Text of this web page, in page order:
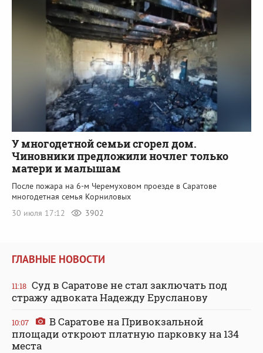
У многодетной семьи сгорел дом.
Чиновники предложили ночлег только
матери и малышам
После пожара на 6-м Черемуховом проезде в Саратове
многодетная семья Корниловых
30 июля 17:12
3902
ГЛАВНЫЕ НОВОСТИ
11:18 Суд в Саратове не стал заключать под
стражу адвоката Надежду Ерусланову
10:07
В Саратове на Привокзальной
площади откроют платную парковку на 134
места